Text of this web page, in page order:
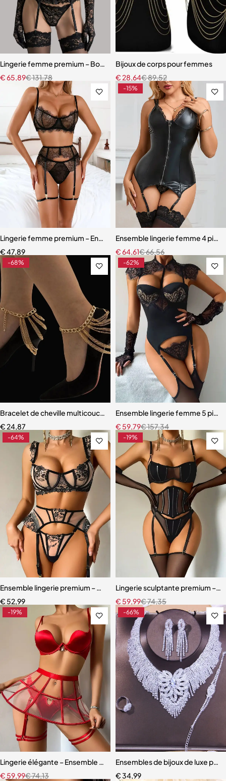
Lingerie femme premium – Body en dentelle florale avec
€131,78
€65,89
Bijoux de corps pour femmes
€89,52
€28,64
Lingerie femme premium – Ensemble romantique en dentelle fine
€47,89
-15%
Ensemble lingerie femme 4
€66,56
€64,61
-68%
Bracelet de cheville multicouche pour femme
€24,87
-62%
Ensemble lingerie femme 5
€157,34
€ 59,79
-64%
Ensemble lingerie premium – Dentelle fine, maille légère et effet
€ 52,99
-19%
Lingerie sculptante premium –
€74,35
€ 59,99
-19%
Lingerie élégante – Ensemble avec soutien-gorge à armatures et
€74,13
€ 59,99
-66%
Ensembles de bijoux de luxe
€34,99